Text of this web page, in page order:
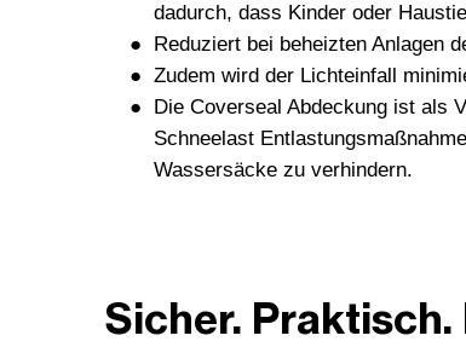
dadurch, dass Kinder oder
Reduziert bei beheizten Anlagen
Zudem wird der Lichteinfall
Die Coverseal Abdeckung ist als
Schneelast
Wassersäcke zu verhindern.
Sicher. Praktisch.